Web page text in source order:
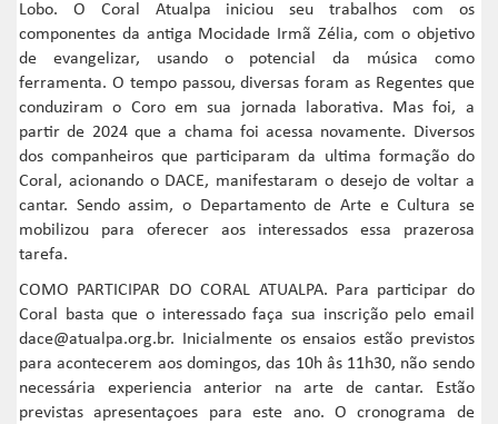
Lobo. O Coral Atualpa iniciou seu trabalhos com os
componentes da antiga Mocidade Irmã Zélia, com o objetivo
de evangelizar, usando o potencial da música como
ferramenta. O tempo passou, diversas foram as Regentes que
conduziram o Coro em sua jornada laborativa. Mas foi, a
partir de 2024 que a chama foi acessa novamente. Diversos
dos companheiros que participaram da ultima formação do
Coral, acionando o DACE, manifestaram o desejo de voltar a
cantar. Sendo assim, o Departamento de Arte e Cultura se
mobilizou para oferecer aos interessados essa prazerosa
tarefa.
COMO PARTICIPAR DO CORAL ATUALPA. Para participar do
Coral basta que o interessado faça sua inscrição pelo email
dace@atualpa.org.br. Inicialmente os ensaios estão previstos
para acontecerem aos domingos, das 10h âs 11h30, não sendo
necessária experiencia anterior na arte de cantar. Estão
previstas apresentaçoes para este ano. O cronograma de